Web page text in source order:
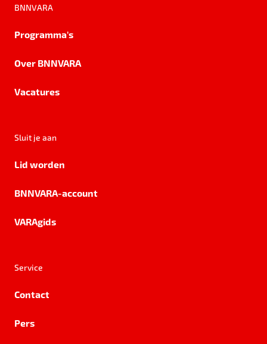
BNNVARA
Programma's
Over BNNVARA
Vacatures
Sluit je aan
Lid worden
BNNVARA-account
VARAgids
Service
Contact
Pers